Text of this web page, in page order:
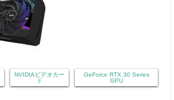
NVIDIAビデオカー
ド
GeForce RTX 30 Series
GPU